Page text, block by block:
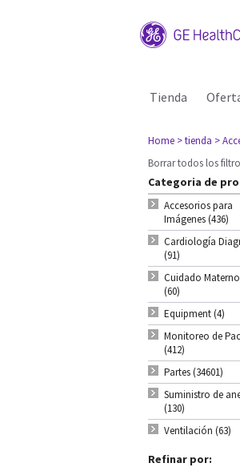
Tienda
Home > tienda >
Borrar todos los
Categoria de
Accesorios para
Imágenes (436)
Cardiología
(91)
Cuidado
(60)
Equipment (4)
Monitoreo de
(412)
Partes (34601)
Suministro de
(130)
Ventilación (63)
Refinar por: